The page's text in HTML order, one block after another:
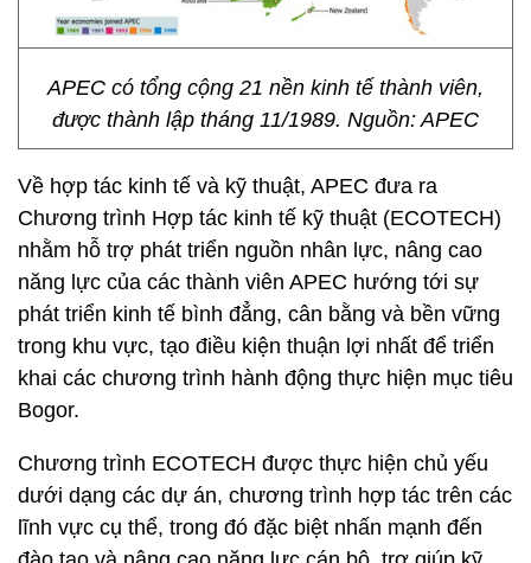
APEC có tổng cộng 21 nền kinh tế thành viên,
được thành lập tháng 11/1989. Nguồn: APEC
Về hợp tác kinh tế và kỹ thuật, APEC đưa ra
Chương trình Hợp tác kinh tế kỹ thuật (ECOTECH)
nhằm hỗ trợ phát triển nguồn nhân lực, nâng cao
năng lực của các thành viên APEC hướng tới sự
phát triển kinh tế bình đẳng, cân bằng và bền vững
trong khu vực, tạo điều kiện thuận lợi nhất để triển
khai các chương trình hành động thực hiện mục tiêu
Bogor.
Chương trình ECOTECH được thực hiện chủ yếu
dưới dạng các dự án, chương trình hợp tác trên các
lĩnh vực cụ thể, trong đó đặc biệt nhấn mạnh đến